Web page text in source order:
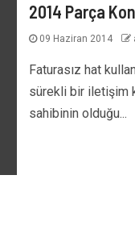
2014 Parça
09 Haziran 2014
Faturasız hat
sürekli bir iletişim
sahibinin olduğu...